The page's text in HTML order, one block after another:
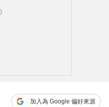
加入為 Google 偏好來源